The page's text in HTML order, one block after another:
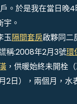
。於是我在當日晚
。
玉隔間套房啟夥同二
稱:2008年2月3號環
，供暖始終未開栓
2日），兩個月，水